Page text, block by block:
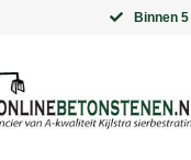
Binnen 5 werkdagen in